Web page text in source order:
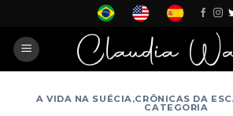
content
A VIDA NA SUÉCIA,CRÔNICAS DA
CATEGORIA